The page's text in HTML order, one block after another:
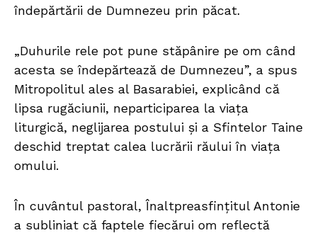
îndepărtării de Dumnezeu prin păcat.
„Duhurile rele pot pune stăpânire pe om când
acesta se îndepărtează de Dumnezeu”, a spus
Mitropolitul ales al Basarabiei, explicând că
lipsa rugăciunii, neparticiparea la viața
liturgică, neglijarea postului și a Sfintelor Taine
deschid treptat calea lucrării răului în viața
omului.
În cuvântul pastoral, Înaltpreasfințitul Antonie
a subliniat că faptele fiecărui om reflectă